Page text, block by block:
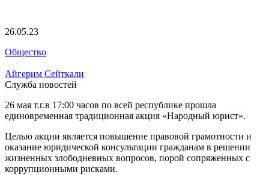
26.05.23
Общество
Айгерим Сейткали
Служба новостей
26 мая т.г.в 17:00 часов по всей республике прошла
единовременная традиционная акция «Народный юрист».
Целью акции является повышение правовой грамотности и
оказание юридической консультации гражданам в решении
жизненных злободневных вопросов, порой сопряженных с
коррупционными рисками.